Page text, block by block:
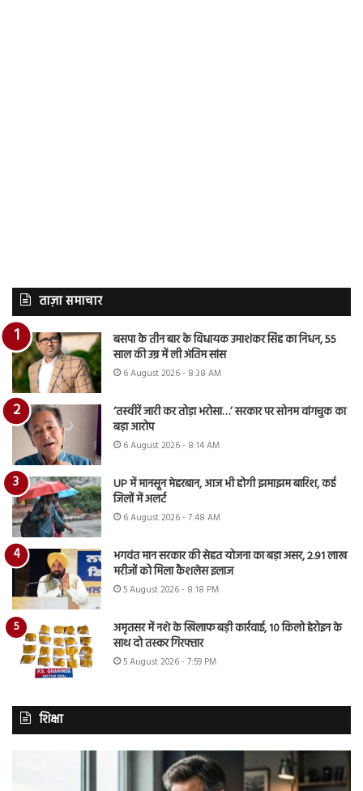
ताज़ा समाचार
बसपा के तीन बार के विधायक उमाशंकर सिंह का निधन, 55
साल की उम्र में ली अंतिम सांस
6 August 2026 - 8:38 AM
‘तस्वीरें जारी कर तोड़ा भरोसा…’ सरकार पर सोनम वांगचुक का
बड़ा आरोप
6 August 2026 - 8:14 AM
UP में मानसून मेहरबान, आज भी होगी झमाझम बारिश, कई
जिलों में अलर्ट
6 August 2026 - 7:48 AM
भगवंत मान सरकार की सेहत योजना का बड़ा असर, 2.91 लाख
मरीजों को मिला कैशलेस इलाज
5 August 2026 - 8:18 PM
अमृतसर में नशे के खिलाफ बड़ी कार्रवाई, 10 किलो हेरोइन के
साथ दो तस्कर गिरफ्तार
5 August 2026 - 7:59 PM
शिक्षा